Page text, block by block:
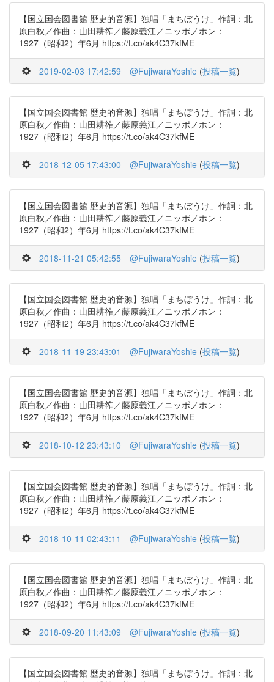
【国立国会図書館 歴史的音源】独唱「まちぼうけ」作詞：北
原白秋／作曲：山田耕筰／藤原義江／ニッポノホン：
1927（昭和2）年6月 https://t.co/ak4C37kfME
2019-02-03 17:42:59 @FujiwaraYoshie (投稿一覧)
【国立国会図書館 歴史的音源】独唱「まちぼうけ」作詞：北
原白秋／作曲：山田耕筰／藤原義江／ニッポノホン：
1927（昭和2）年6月 https://t.co/ak4C37kfME
2018-12-05 17:43:00 @FujiwaraYoshie (投稿一覧)
【国立国会図書館 歴史的音源】独唱「まちぼうけ」作詞：北
原白秋／作曲：山田耕筰／藤原義江／ニッポノホン：
1927（昭和2）年6月 https://t.co/ak4C37kfME
2018-11-21 05:42:55 @FujiwaraYoshie (投稿一覧)
【国立国会図書館 歴史的音源】独唱「まちぼうけ」作詞：北
原白秋／作曲：山田耕筰／藤原義江／ニッポノホン：
1927（昭和2）年6月 https://t.co/ak4C37kfME
2018-11-19 23:43:01 @FujiwaraYoshie (投稿一覧)
【国立国会図書館 歴史的音源】独唱「まちぼうけ」作詞：北
原白秋／作曲：山田耕筰／藤原義江／ニッポノホン：
1927（昭和2）年6月 https://t.co/ak4C37kfME
2018-10-12 23:43:10 @FujiwaraYoshie (投稿一覧)
【国立国会図書館 歴史的音源】独唱「まちぼうけ」作詞：北
原白秋／作曲：山田耕筰／藤原義江／ニッポノホン：
1927（昭和2）年6月 https://t.co/ak4C37kfME
2018-10-11 02:43:11 @FujiwaraYoshie (投稿一覧)
【国立国会図書館 歴史的音源】独唱「まちぼうけ」作詞：北
原白秋／作曲：山田耕筰／藤原義江／ニッポノホン：
1927（昭和2）年6月 https://t.co/ak4C37kfME
2018-09-20 11:43:09 @FujiwaraYoshie (投稿一覧)
【国立国会図書館 歴史的音源】独唱「まちぼうけ」作詞：北